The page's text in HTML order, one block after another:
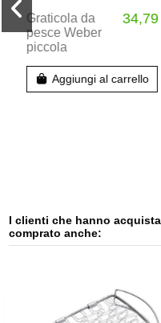
Graticola da
pesce Weber
piccola
34,79
Aggiungi al carrello
I clienti che hanno
comprato anche: